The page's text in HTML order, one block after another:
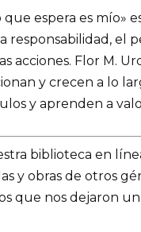
que espera es mío»
responsabilidad, el
acciones. Flor M.
y crecen a lo
y aprenden a
biblioteca en
y obras de otros
que nos dejaron